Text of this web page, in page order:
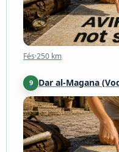
Fés·250 km
9 Dar al-Magana
Fes·251 km